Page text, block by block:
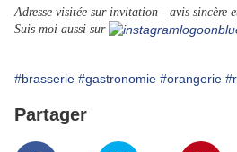
Adresse visitée sur invitation - avis sincère
Suis moi aussi sur
#brasserie #gastronomie #orangerie
Partager